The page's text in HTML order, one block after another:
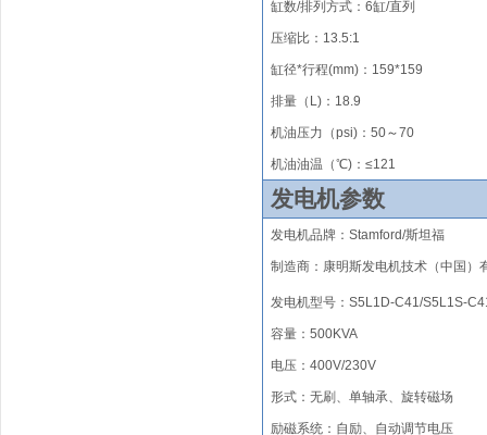
缸数/排列方式 ：6缸/直列
压缩比 ： 13.5:1
缸径*行程(mm) ： 159*159
排量（ L) ： 18.9
机油压力（psi)：50～70
机油油温（℃)：≤121
发电机参数
发电机品牌 ：Stamford/斯坦福
制造商：康明斯发电机技术（中国）
发电机型号：S5L1D-C41/S5L1S-C4
容量：500KVA
电压：400V/230V
形式 ：无刷 、单轴承、旋转磁场
励磁系统 ： 自励、自动调节电压